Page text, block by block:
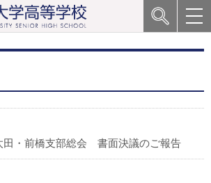
田・前橋支部総会 書面決議のご報告